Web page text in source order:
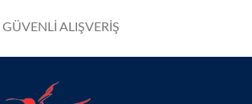
GÜVENLİ ALIŞVERİŞ